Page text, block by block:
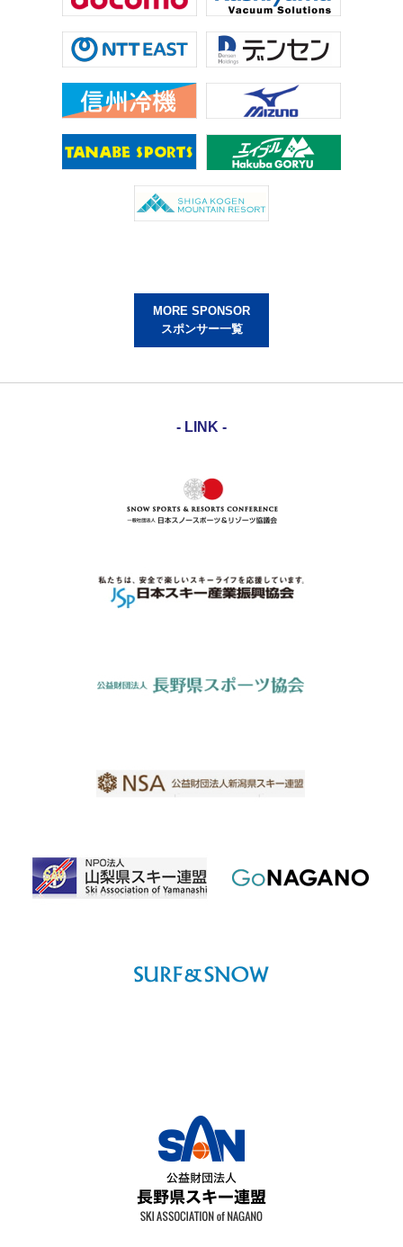
MORE SPONSOR
スポンサー一覧
- LINK -